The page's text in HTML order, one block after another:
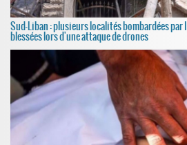
Sud-Liban : plusieurs localités bombardées par
blessées lors d'une attaque de drones